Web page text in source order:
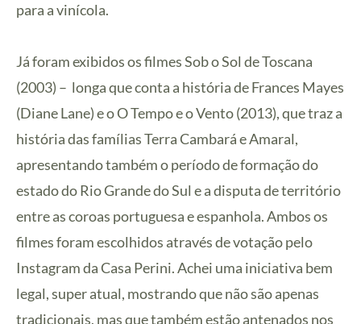
para a vinícola.
Já foram exibidos os filmes Sob o Sol de Toscana
(2003) – longa que conta a história de Frances Mayes
(Diane Lane) e o O Tempo e o Vento (2013), que traz a
história das famílias Terra Cambará e Amaral,
apresentando também o período de formação do
estado do Rio Grande do Sul e a disputa de território
entre as coroas portuguesa e espanhola. Ambos os
filmes foram escolhidos através de votação pelo
Instagram da Casa Perini. Achei uma iniciativa bem
legal, super atual, mostrando que não são apenas
tradicionais, mas que também estão antenados nos